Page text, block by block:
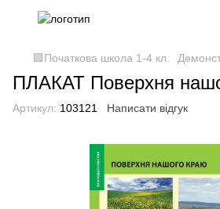
🟩Початкова школа 1-4 кл.
ПЛАКАТ Поверхня
Артикул: 103121 Написати відгук